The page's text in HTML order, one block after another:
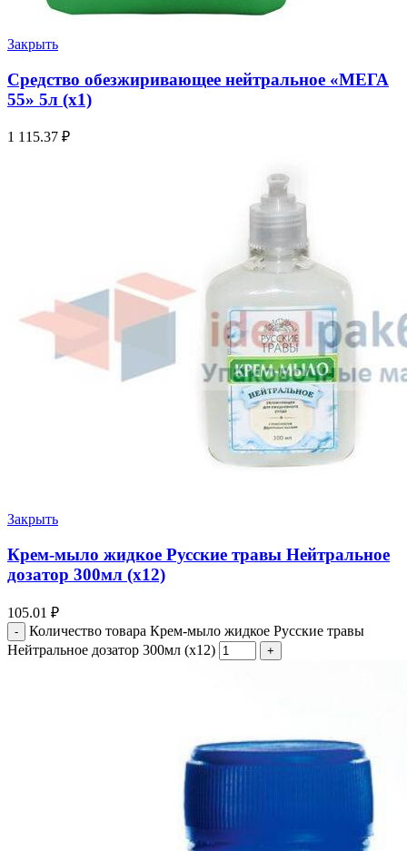
Закрыть
Средство обезжиривающее нейтральное «МЕГА
55» 5л (х1)
1 115.37 ₽
Закрыть
Крем-мыло жидкое Русские травы Нейтральное
дозатор 300мл (х12)
105.01 ₽
Количество товара Крем-мыло жидкое Русские травы
Нейтральное дозатор 300мл (х12)